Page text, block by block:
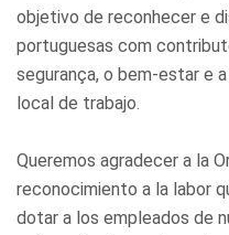
objetivo de reconhecer e
portuguesas com
segurança, o bem-estar e
local de trabajo.
Queremos agradecer a la
reconocimiento a la labor
dotar a los empleados de